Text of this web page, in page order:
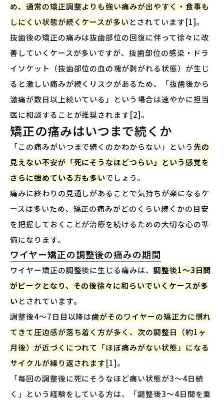
め、通常の矯正調整よりも強い痛みが出やすく・食事も
しにくい状態が続くケースが多い とされています[1]。
抜歯後の矯正の痛みは抜歯部位の回復に伴って徐々に改
善していくケースが多いですが、抜歯部位の感染・ドラ
イソケット（抜歯部位の血の塊が剥がれる状態）が生じ
ると激しい痛みが続くリスクがあるため、「抜歯後から
激痛が数日以上続いている」という場合は速やかに担当
医に相談することが推奨されます[2]。
矯正の痛みはいつまで続くか
「この痛みがいつまで続くのかわからない」という 先の
見えない不安が「死にそうなほどつらい」という感覚を
さらに強めている方も多いでしょう。
痛みに終わりの見通しがあることで気持ちが楽になるケ
ースは多いため、矯正の痛みがどのくらい続くかの目安
を把握しておくことが治療を続けるための大切な心の準
備になります。
ワイヤー矯正の調整後の痛みの期間
ワイヤー矯正の調整後に生じる痛みは、 調整後1〜3日間
がピークとなり、その後徐々に和らいでいくケースが多
いとされています。
調整後4〜7日目以降は歯がそのワイヤーの矯正力に慣れ
てきて圧迫感が落ち着く方が多く、次の調整日（約1ヶ
月後）が近づくにつれて「ほぼ痛みがない状態」になる
サイクルが繰り返されます[1]。
「毎回の調整後に死にそうなほど痛い状態が3〜4日続
く」という経験をしている方は、「調整後3〜4日間を乗